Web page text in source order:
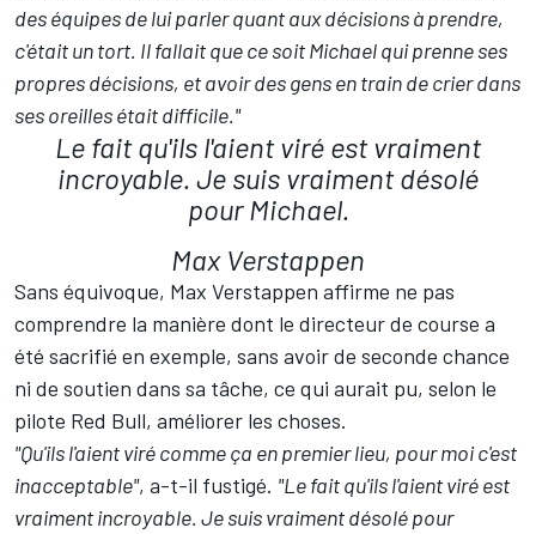
des équipes de lui parler quant aux décisions à prendre,
c'était un tort. Il fallait que ce soit Michael qui prenne ses
propres décisions, et avoir des gens en train de crier dans
ses oreilles était difficile."
Le fait qu'ils l'aient viré est vraiment
incroyable. Je suis vraiment désolé
pour Michael.
Max Verstappen
Sans équivoque, Max Verstappen affirme ne pas
comprendre la manière dont le directeur de course a
été sacrifié en exemple, sans avoir de seconde chance
ni de soutien dans sa tâche, ce qui aurait pu, selon le
pilote Red Bull, améliorer les choses.
"Qu'ils l'aient viré comme ça en premier lieu, pour moi c'est
inacceptable", a-t-il fustigé. "Le fait qu'ils l'aient viré est
vraiment incroyable. Je suis vraiment désolé pour